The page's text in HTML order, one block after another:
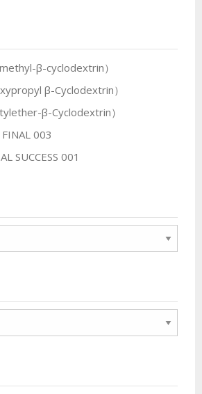
β-cyclodextrin）
β-Cyclodextrin）
β-Cyclodextrin）
FINAL 003
SUCCESS 001